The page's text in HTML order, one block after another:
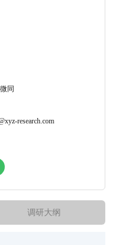
同
research.com
调研大纲